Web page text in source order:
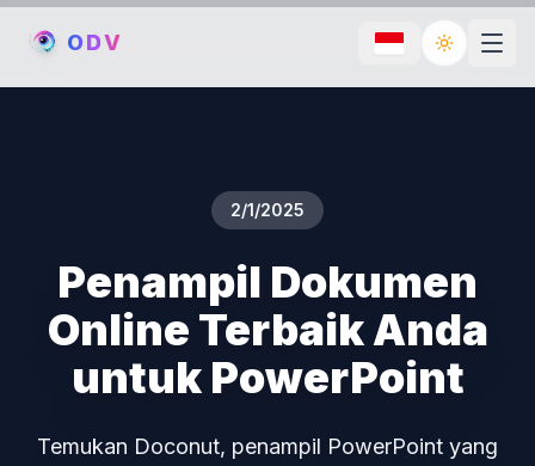
ODV Toggle
2/1/2025
Penampil Dokumen
Online Terbaik Anda
untuk PowerPoint
Temukan Doconut, penampil PowerPoint yang